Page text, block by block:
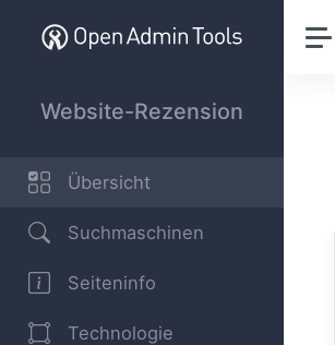
Website-Rezension
Übersicht
Suchmaschinen
Seiteninfo
Technologie